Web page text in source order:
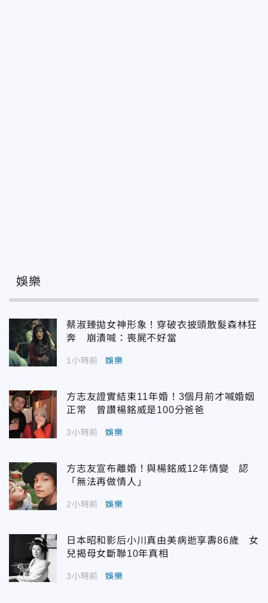
娛樂
蔡淑臻拋女神形象！穿破衣披頭散髮森林狂
奔 崩潰喊：喪屍不好當
1小時前 娛樂
方志友證實結束11年婚！3個月前才喊婚姻
正常 曾讚楊銘威是100分爸爸
3小時前 娛樂
方志友宣布離婚！與楊銘威12年情變 認
「無法再做情人」
2小時前 娛樂
日本昭和影后小川真由美病逝享壽86歲 女
兒揭母女斷聯10年真相
3小時前 娛樂